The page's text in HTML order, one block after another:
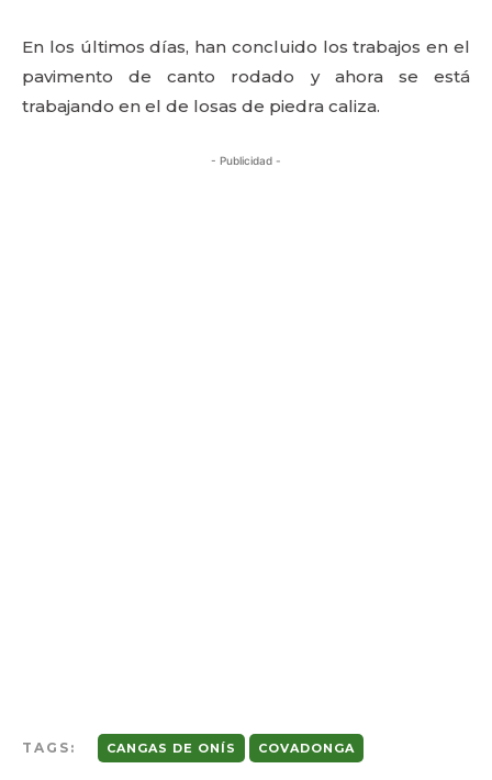
En los últimos días, han concluido los trabajos en el
pavimento de canto rodado y ahora se está
trabajando en el de losas de piedra caliza.
- Publicidad -
TAGS: CANGAS DE ONÍS COVADONGA